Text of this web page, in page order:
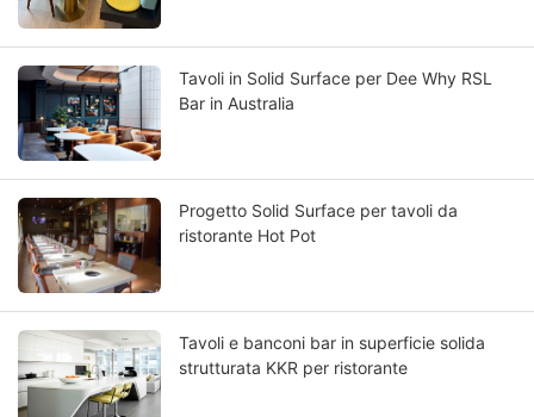
Tavoli in Solid Surface per Dee Why RSL
Bar in Australia
Progetto Solid Surface per tavoli da
ristorante Hot Pot
Tavoli e banconi bar in superficie solida
strutturata KKR per ristorante